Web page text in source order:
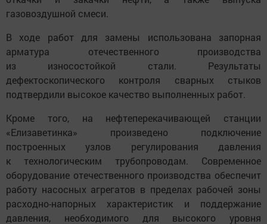
газовоздушной смеси.
В ходе работ для замены использована запорная
арматура отечественного производства
из износостойкой стали. Результаты
дефектоскопического контроля сварных стыков
подтвердили высокое качество выполненных работ.
Кроме того, на нефтеперекачивающей станции
«Елизаветинка» произведено подключение
построенных узлов регулирования давления
к технологическим трубопроводам. Современное
оборудование отечественного производства обеспечит
работу насосных агрегатов в пределах рабочей зоны
расходно-напорных характеристик и поддержание
давления, необходимого для высокого уровня